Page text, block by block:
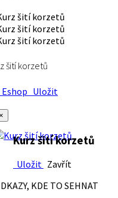
šití korzetů
Uložit
Kurz šití korzetů
Uložit Zavřít
KDE TO SEHNAT